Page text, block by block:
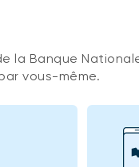
la Banque
vous-même.